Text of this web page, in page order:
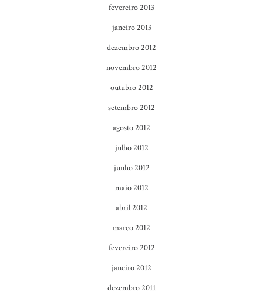
fevereiro 2013
janeiro 2013
dezembro 2012
novembro 2012
outubro 2012
setembro 2012
agosto 2012
julho 2012
junho 2012
maio 2012
abril 2012
março 2012
fevereiro 2012
janeiro 2012
dezembro 2011